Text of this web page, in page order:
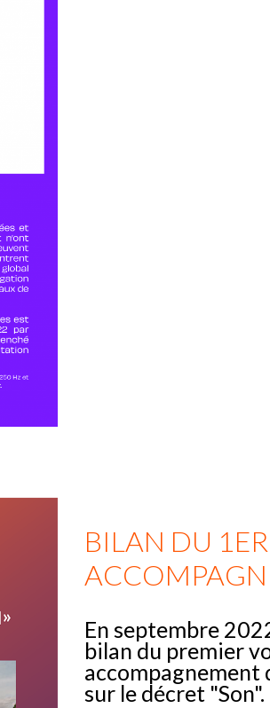
BILAN DU 1ER
En septembre
bilan du premier
sur le décret "Son".